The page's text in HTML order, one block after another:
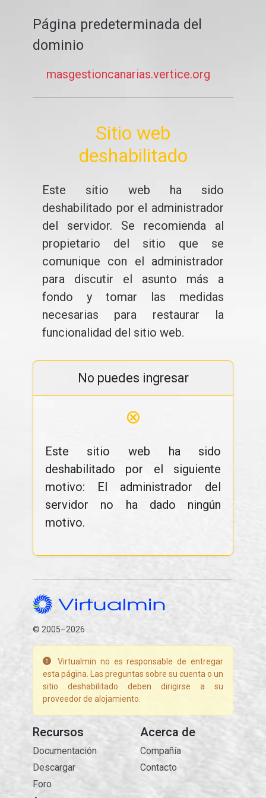
Página predeterminada del
dominio
masgestioncanarias.vertice.org
Sitio web
deshabilitado
Este sitio web ha sido
deshabilitado por el administrador
del servidor. Se recomienda al
propietario del sitio que se
comunique con el administrador
para discutir el asunto más a
fondo y tomar las medidas
necesarias para restaurar la
funcionalidad del sitio web.
No puedes ingresar
⊗
Este sitio web ha sido
deshabilitado por el siguiente
motivo: El administrador del
servidor no ha dado ningún
motivo.
© 2005–2026
Virtualmin no es responsable de entregar
esta página. Las preguntas sobre su cuenta o un
sitio deshabilitado deben dirigirse a su
proveedor de alojamiento.
Recursos
Documentación
Descargar
Foro
Acerca de
Compañía
Contacto